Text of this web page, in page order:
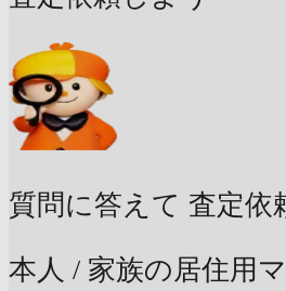
質問に答えて 査定依
本人 / 家族の居住用